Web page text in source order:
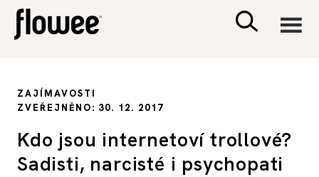
PSYCHOLOGIE
ZAJÍMAVOSTI
ZVEŘEJNĚNO: 30. 12. 2017
Kdo jsou internetoví trollové?
Sadisti, narcisté i psychopati